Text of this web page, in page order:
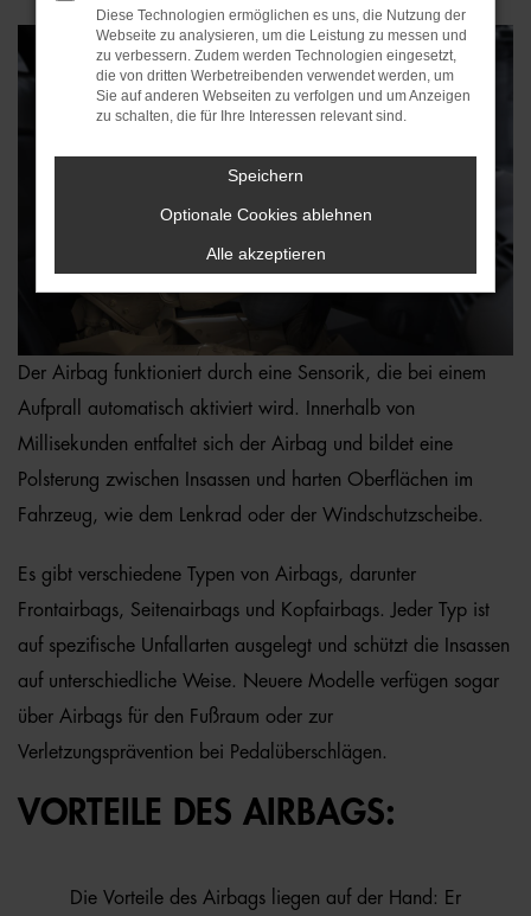
Der Airbag funktioniert durch eine Sensorik, die bei einem
Aufprall automatisch aktiviert wird. Innerhalb von
Millisekunden entfaltet sich der Airbag und bildet eine
Polsterung zwischen Insassen und harten Oberflächen im
Fahrzeug, wie dem Lenkrad oder der Windschutzscheibe.
Es gibt verschiedene Typen von Airbags, darunter
Frontairbags, Seitenairbags und Kopfairbags. Jeder Typ ist
auf spezifische Unfallarten ausgelegt und schützt die Insassen
auf unterschiedliche Weise. Neuere Modelle verfügen sogar
über Airbags für den Fußraum oder zur
Verletzungsprävention bei Pedalüberschlägen.
VORTEILE DES AIRBAGS:
Die Vorteile des Airbags liegen auf der Hand: Er
Diese Technologien ermöglichen es uns, die Nutzung der
Webseite zu analysieren, um die Leistung zu messen und
zu verbessern. Zudem werden Technologien eingesetzt,
die von dritten Werbetreibenden verwendet werden, um
Sie auf anderen Webseiten zu verfolgen und um Anzeigen
zu schalten, die für Ihre Interessen relevant sind.
Speichern
Optionale Cookies ablehnen
Alle akzeptieren